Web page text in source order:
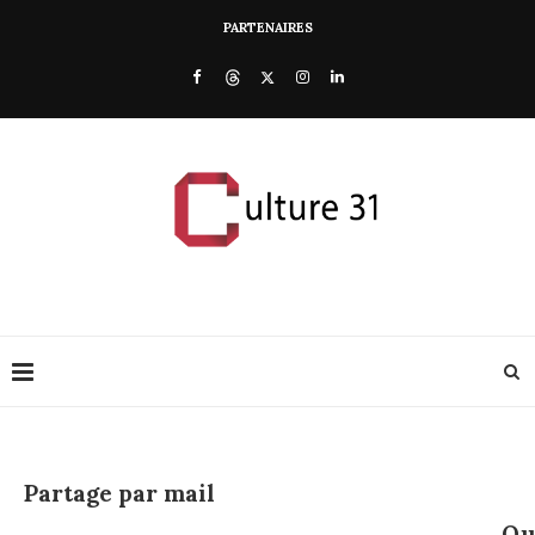
PARTENAIRES
Partage par mail